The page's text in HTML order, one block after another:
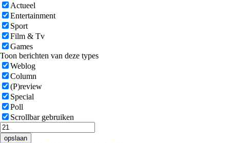
Actueel
Entertainment
Sport
Film & Tv
Games
Toon berichten van deze types
Weblog
Column
(P)review
Special
Poll
Scrollbar gebruiken
opslaan